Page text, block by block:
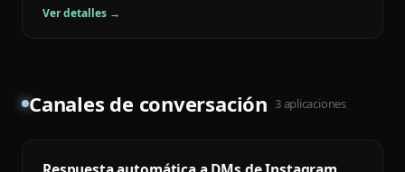
Ver detalles →
Canales de conversación 3aplicaciones